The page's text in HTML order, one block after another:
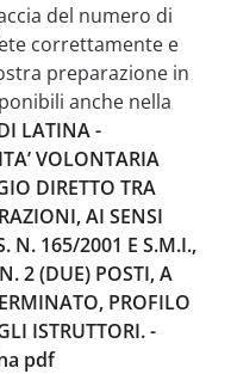
del numero di
correttamente e
preparazione in
anche nella
LATINA -
VOLONTARIA
DIRETTO TRA
AI SENSI
N. 165/2001 E S.M.I.,
2 (DUE) POSTI, A
PROFILO
ISTRUTTORI. -
pdf